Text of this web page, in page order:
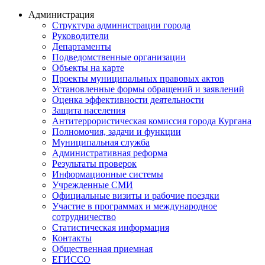
Администрация
Структура администрации города
Руководители
Департаменты
Подведомственные организации
Объекты на карте
Проекты муниципальных правовых актов
Установленные формы обращений и заявлений
Оценка эффективности деятельности
Защита населения
Антитеррористическая комиссия города Кургана
Полномочия, задачи и функции
Муниципальная служба
Административная реформа
Результаты проверок
Информационные системы
Учрежденные СМИ
Официальные визиты и рабочие поездки
Участие в программах и международное
сотрудничество
Статистическая информация
Контакты
Общественная приемная
ЕГИССО